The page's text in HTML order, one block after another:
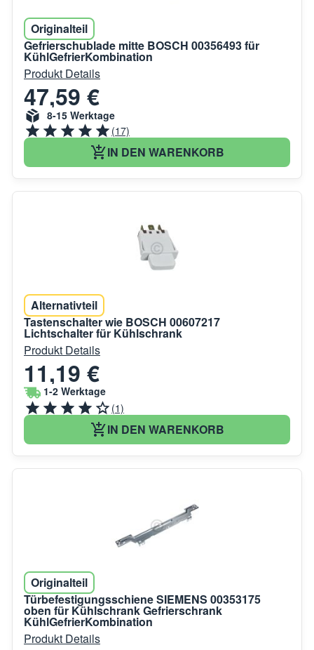
Originalteil
Gefrierschublade mitte BOSCH 00356493 für
KühlGefrierKombination
Produkt Details
47,59 €
8-15 Werktage
(17)
IN DEN WARENKORB
Alternativteil
Tastenschalter wie BOSCH 00607217
Lichtschalter für Kühlschrank
Produkt Details
11,19 €
1-2 Werktage
(1)
IN DEN WARENKORB
Originalteil
Türbefestigungsschiene SIEMENS 00353175
oben für Kühlschrank Gefrierschrank
KühlGefrierKombination
Produkt Details